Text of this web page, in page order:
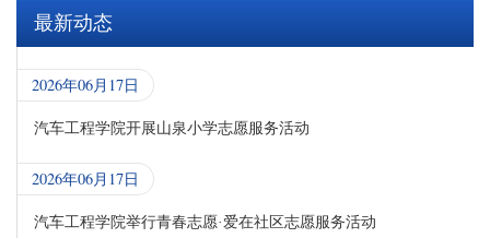
最新动态
2026年06月17日
汽车工程学院开展山泉小学志愿服务活动
2026年06月17日
汽车工程学院举行青春志愿·爱在社区志愿服务活动